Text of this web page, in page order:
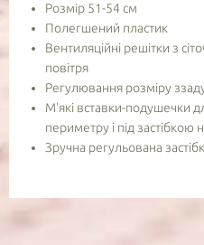
Розмір 51-54 см
Полегшений пластик
Вентиляційні решітки з
повітря
Регулювання розміру
М'які вставки-подушечки
периметру і під застібкою
Зручна регульована